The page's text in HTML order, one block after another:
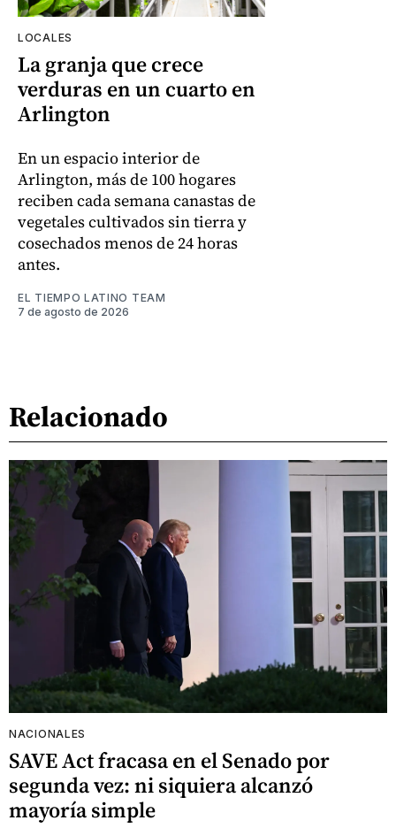
LOCALES
La granja que crece
verduras en un cuarto en
Arlington
En un espacio interior de
Arlington, más de 100 hogares
reciben cada semana canastas de
vegetales cultivados sin tierra y
cosechados menos de 24 horas
antes.
EL TIEMPO LATINO TEAM
7 de agosto de 2026
Relacionado
NACIONALES
SAVE Act fracasa en el Senado por
segunda vez: ni siquiera alcanzó
mayoría simple